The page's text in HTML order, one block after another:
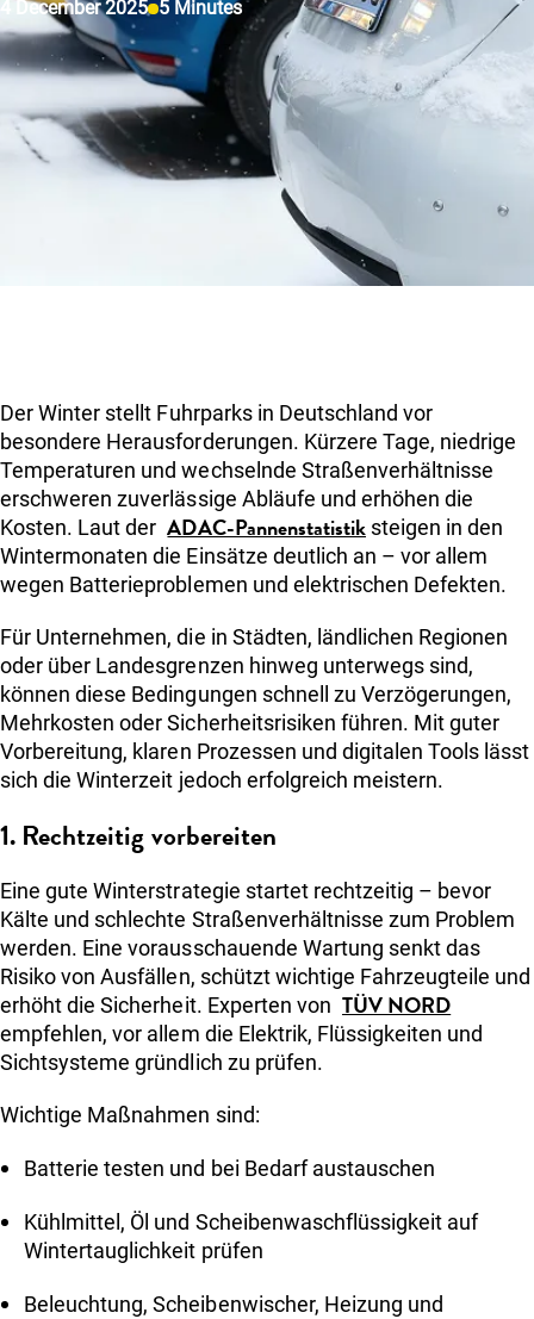
Über uns
Einloggen
Kunde werden
4 December 2025 5 Minutes
Der Winter stellt Fuhrparks in Deutschland vor
besondere Herausforderungen. Kürzere Tage, niedrige
Temperaturen und wechselnde Straßenverhältnisse
erschweren zuverlässige Abläufe und erhöhen die
Kosten. Laut der ADAC-Pannenstatistik steigen in den
Wintermonaten die Einsätze deutlich an – vor allem
wegen Batterieproblemen und elektrischen Defekten.
Für Unternehmen, die in Städten, ländlichen Regionen
oder über Landesgrenzen hinweg unterwegs sind,
können diese Bedingungen schnell zu Verzögerungen,
Mehrkosten oder Sicherheitsrisiken führen. Mit guter
Vorbereitung, klaren Prozessen und digitalen Tools lässt
sich die Winterzeit jedoch erfolgreich meistern.
1. Rechtzeitig vorbereiten
Eine gute Winterstrategie startet rechtzeitig – bevor
Kälte und schlechte Straßenverhältnisse zum Problem
werden. Eine vorausschauende Wartung senkt das
Risiko von Ausfällen, schützt wichtige Fahrzeugteile und
erhöht die Sicherheit. Experten von TÜV NORD
empfehlen, vor allem die Elektrik, Flüssigkeiten und
Sichtsysteme gründlich zu prüfen.
Wichtige Maßnahmen sind:
Batterie testen und bei Bedarf austauschen
Kühlmittel, Öl und Scheibenwaschflüssigkeit auf
Wintertauglichkeit prüfen
Beleuchtung, Scheibenwischer, Heizung und